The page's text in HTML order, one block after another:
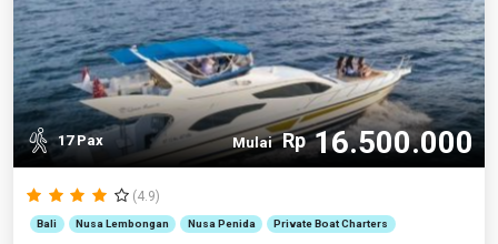
17 Pax Mulai Rp16.500.000
(4.9)
Bali Nusa Lembongan Nusa Penida Private Boat Charters